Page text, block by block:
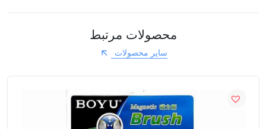
محصولات مرتبط
سایر محصولات